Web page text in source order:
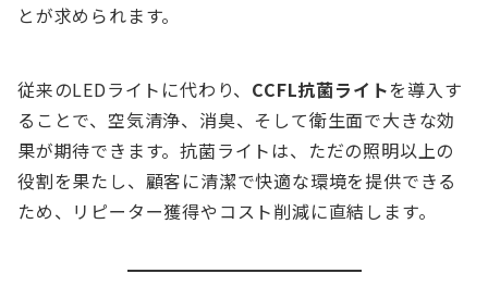
とが求められます。
従来のLEDライトに代わり、 CCFL抗菌ライトを導入す
ることで、空気清浄、消臭、そして衛生面で大きな効
果が期待できます。抗菌ライトは、ただの照明以上の
役割を果たし、顧客に清潔で快適な環境を提供できる
ため、リピーター獲得やコスト削減に直結します。